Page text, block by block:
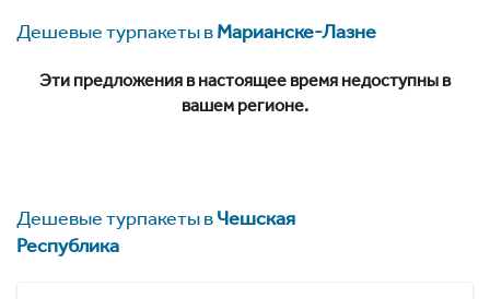
Дешевые турпакеты вМарианске-Лазне
Эти предложения в настоящее время недоступны в
вашем регионе.
Дешевые турпакеты вЧешская
Республика